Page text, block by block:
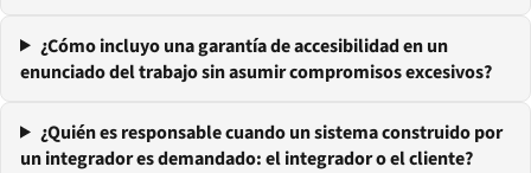
¿Cómo incluyo una garantía de accesibilidad en un
enunciado del trabajo sin asumir compromisos excesivos?
¿Quién es responsable cuando un sistema construido por
un integrador es demandado: el integrador o el cliente?